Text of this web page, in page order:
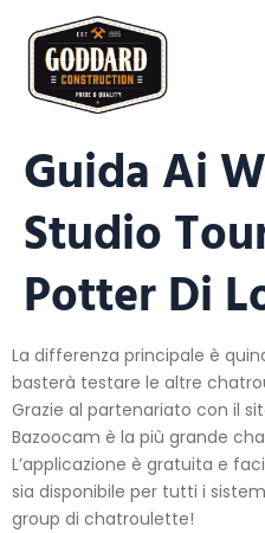
Guida Ai
Studio
Potter Di
La differenza principale è
basterà testare le altre
Grazie al partenariato con il
Bazoocam è la più grande
L’applicazione è gratuita e
sia disponibile per tutti i
group di chatroulette!